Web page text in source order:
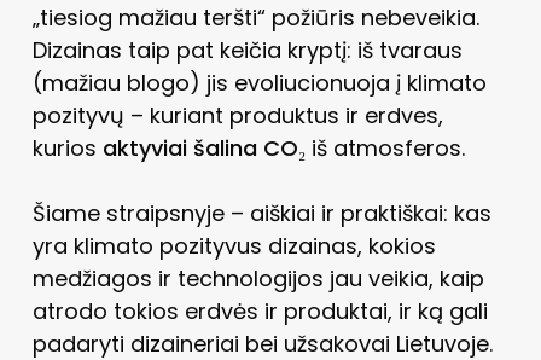
„tiesiog mažiau teršti“ požiūris nebeveikia.
Dizainas taip pat keičia kryptį: iš tvaraus
(mažiau blogo) jis evoliucionuoja į klimato
pozityvų – kuriant produktus ir erdves,
kurios aktyviai šalina CO₂iš atmosferos.
Šiame straipsnyje – aiškiai ir praktiškai: kas
yra klimato pozityvus dizainas, kokios
medžiagos ir technologijos jau veikia, kaip
atrodo tokios erdvės ir produktai, ir ką gali
padaryti dizaineriai bei užsakovai Lietuvoje.